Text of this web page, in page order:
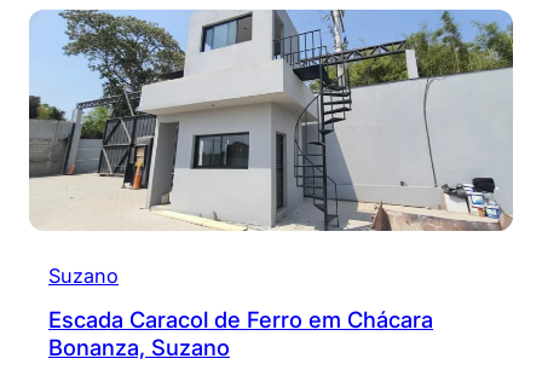
Suzano
Escada Caracol de Ferro em Chácara
Bonanza, Suzano